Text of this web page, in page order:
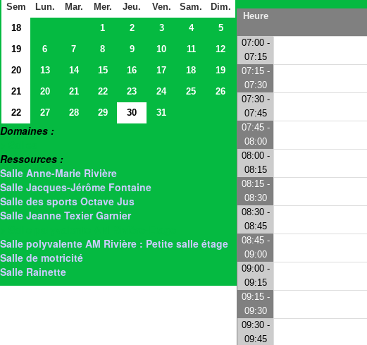
Sem Lun. Mar. Mer. Jeu. Ven. Sam.
Dim.
18
1 2 3 4
5
19
6 7 8 9 10 11
12
20
13 14 15 16 17 18
19
21
20 21 22 23 24 25
26
22
27 28 29 30 31
Domaines :
Ressources :
Salle Anne-Marie Rivière
Salle Jacques-Jérôme Fontaine
Salle des sports Octave Jus
Salle Jeanne Texier Garnier
Salle polyvalente AM Rivière : Petite salle étage
Salle de motricité
Salle Rainette
Heure
07:00 -
07:15
07:15 -
07:30
07:30 -
07:45
07:45 -
08:00
08:00 -
08:15
08:15 -
08:30
08:30 -
08:45
08:45 -
09:00
09:00 -
09:15
09:15 -
09:30
09:30 -
09:45